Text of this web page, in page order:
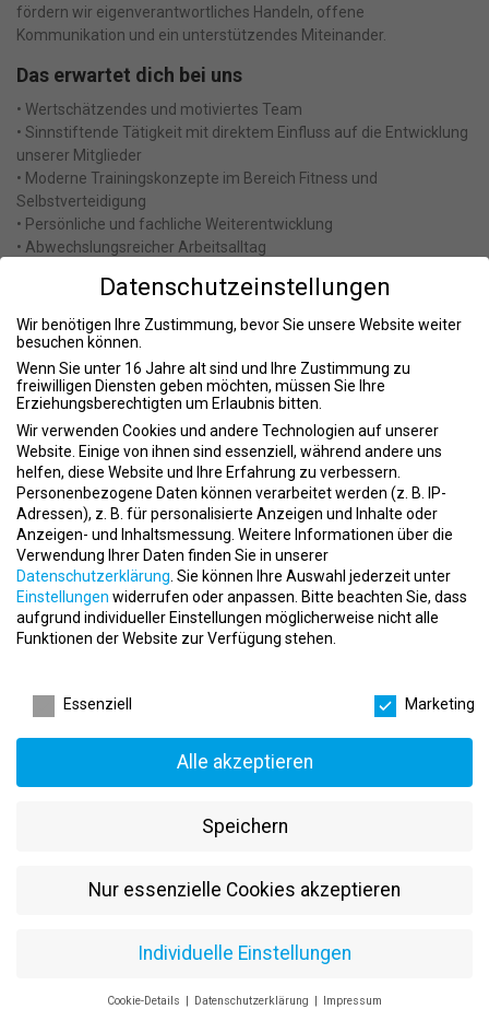
fördern wir eigenverantwortliches Handeln, offene
Kommunikation und ein unterstützendes Miteinander.
Das erwartet dich bei uns
• Wertschätzendes und motiviertes Team
• Sinnstiftende Tätigkeit mit direktem Einfluss auf die Entwicklung
unserer Mitglieder
• Moderne Trainingskonzepte im Bereich Fitness und
Selbstverteidigung
• Persönliche und fachliche Weiterentwicklung
• Abwechslungsreicher Arbeitsalltag
• Direkter Kontakt mit Menschen aller Altersgruppen
• Praxisnahe Einarbeitung und Unterstützung durch erfahrene
Trainerinnen und Trainer
• Möglichkeit, die Begeisterung für Sport und Bewegung
weiterzugeben
Unsere Schwerpunkte
Krav Maga & Selbstverteidigung
Unsere Selbstverteidigungskurse vermitteln praxisnahe Techniken
zur Gefahrenerkennung, Gewaltprävention und
Selbstverteidigung. Dabei stehen Selbstsicherheit,
Reaktionsfähigkeit und ein verantwortungsvoller Umgang mit
Konfliktsituationen im Fokus.
Fitness & Gesundheit
effektiven Trainingserlebnis. Ziel ist es, Menschen nachhaltig
Kinder- und Jugendtraining
Respekt und soziale Kompetenzen. Spielerisch lernen Kinder, sich
Individuelle Betreuung und maßgeschneiderte Trainingskonzepte
ermöglichen eine besonders zielgerichtete Entwicklung in den
Datenschutzeinstellungen
Wir benötigen Ihre Zustimmung, bevor Sie unsere Website weiter
besuchen können.
Wenn Sie unter 16 Jahre alt sind und Ihre Zustimmung zu
freiwilligen Diensten geben möchten, müssen Sie Ihre
Erziehungsberechtigten um Erlaubnis bitten.
Wir verwenden Cookies und andere Technologien auf unserer
Website. Einige von ihnen sind essenziell, während andere uns
helfen, diese Website und Ihre Erfahrung zu verbessern.
Personenbezogene Daten können verarbeitet werden (z. B. IP-
Adressen), z. B. für personalisierte Anzeigen und Inhalte oder
Anzeigen- und Inhaltsmessung. Weitere Informationen über die
Verwendung Ihrer Daten finden Sie in unserer
Datenschutzerklärung. Sie können Ihre Auswahl jederzeit unter
Einstellungen widerrufen oder anpassen. Bitte beachten Sie, dass
aufgrund individueller Einstellungen möglicherweise nicht alle
Funktionen der Website zur Verfügung stehen.
Essenziell
Marketing
Alle akzeptieren
Speichern
Nur essenzielle Cookies akzeptieren
Individuelle Einstellungen
Cookie-Details Datenschutzerklärung Impressum